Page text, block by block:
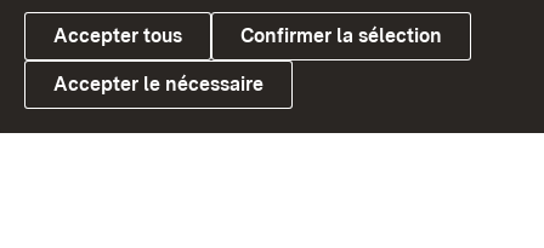
Link zum Landesportal
Accepter tous Confirmer la sélection
Accepter le nécessaire